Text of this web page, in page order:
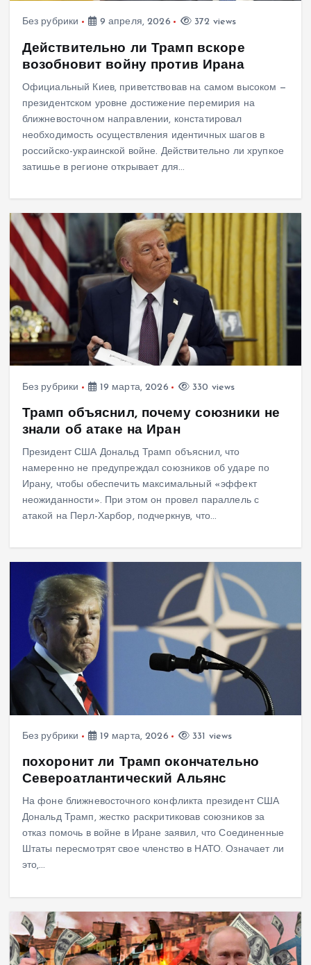
Без рубрики 9 апреля, 2026 372 views
Действительно ли Трамп вскоре
возобновит войну против Ирана
Официальный Киев, приветствовав на самом высоком —
президентском уровне достижение перемирия на
ближневосточном направлении, констатировал
необходимость осуществления идентичных шагов в
российско-украинской войне. Действительно ли хрупкое
затишье в регионе открывает для…
Без рубрики 19 марта, 2026 330 views
Трамп объяснил, почему союзники не
знали об атаке на Иран
Президент США Дональд Трамп объяснил, что
намеренно не предупреждал союзников об ударе по
Ирану, чтобы обеспечить максимальный «эффект
неожиданности». При этом он провел параллель с
атакой на Перл-Харбор, подчеркнув, что…
Без рубрики 19 марта, 2026 331 views
похоронит ли Трамп окончательно
Североатлантический Альянс
На фоне ближневосточного конфликта президент США
Дональд Трамп, жестко раскритиковав союзников за
отказ помочь в войне в Иране заявил, что Соединенные
Штаты пересмотрят свое членство в НАТО. Означает ли
это,…